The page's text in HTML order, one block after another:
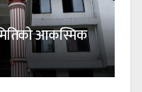
आकस्मिक